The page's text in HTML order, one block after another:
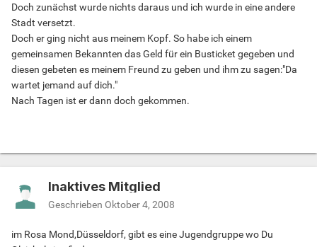
Doch zunächst wurde nichts daraus und ich wurde in eine andere
Stadt versetzt.
Doch er ging nicht aus meinem Kopf. So habe ich einem
gemeinsamen Bekannten das Geld für ein Busticket gegeben und
diesen gebeten es meinem Freund zu geben und ihm zu sagen:"Da
wartet jemand auf dich."
Nach Tagen ist er dann doch gekommen.
Inaktives Mitglied
Geschrieben Oktober 4, 2008
im Rosa Mond,Düsseldorf, gibt es eine Jugendgruppe wo Du